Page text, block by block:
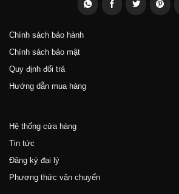
Chính sách bảo hành
Chính sách bảo mật
Quy định đổi trả
Hướng dẫn mua hàng
Hệ thống cửa hàng
Tin tức
Đăng ký đại lý
Phương thức vận chuyển